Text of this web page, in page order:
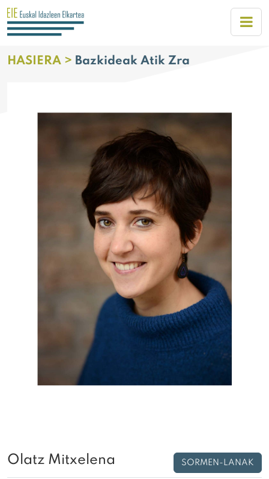
HASIERA > Bazkideak Atik Zra
Olatz Mitxelena SORMEN-LANAK